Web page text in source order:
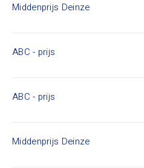
Middenprijs Deinze
ABC - prijs
ABC - prijs
Middenprijs Deinze